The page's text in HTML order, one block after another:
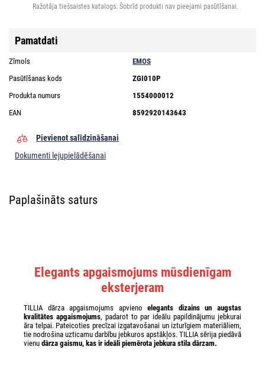
Ražotāja tiešsaistes katalogs. Šobrīd produkti nav pieejami pasūtīšanai.
Pamatdati
Zīmols
EMOS
Pasūtīšanas kods
ZGI010P
Produkta numurs
1554000012
EAN
8592920143643
Pievienot salīdzināšanai
Dokumenti lejupielādēšanai
Paplašināts saturs
Elegants apgaismojums mūsdienīgam
eksterjeram
TILLIA dārza apgaismojums apvienoelegants dizains un augstas
kvalitātes apgaismojums, padarot to par ideālu papildinājumu jebkurai
āra telpai. Pateicoties precīzai izgatavošanai un izturīgiem materiāliem,
tie nodrošina uzticamu darbību jebkuros apstākļos. TILLIA sērija piedāvā
vienu dārza gaismu, kas ir ideāli piemērota jebkura stila dārzam.